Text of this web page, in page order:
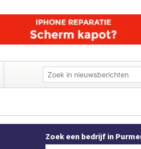
Zoek een bedrijf in